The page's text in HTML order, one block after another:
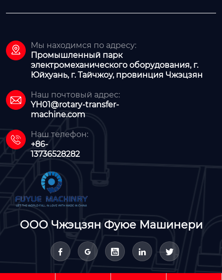

Мы находимся по адресу:
Промышленный парк
электромеханического оборудования, г.
Юйхуань, г. Тайчжоу, провинция Чжэцзян

Наш почтовый адрес:
YH01@rotary-transfer-
machine.com

Наш телефон:
+86-
13736528282
ООО Чжэцзян Фуюе Машинери
    